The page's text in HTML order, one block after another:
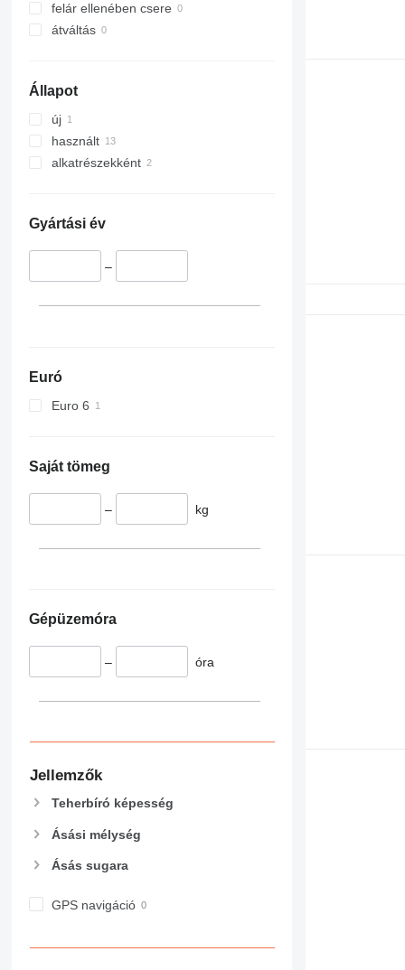
365
374
395
C-series
D series
E-series
M-series
felár ellenében csere
átváltás
Állapot
új
használt
alkatrészekként
Gyártási év
–
Euró
Euro 6
Saját tömeg
– kg
Gépüzemóra
– óra
Jellemzők
Teherbíró képesség
Ásási mélység
Ásás sugara
GPS navigáció